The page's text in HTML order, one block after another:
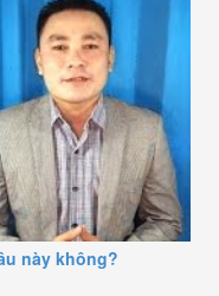
này không?